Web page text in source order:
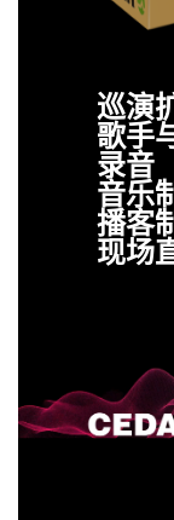
巡演
歌手
录音
音乐
播客
现场